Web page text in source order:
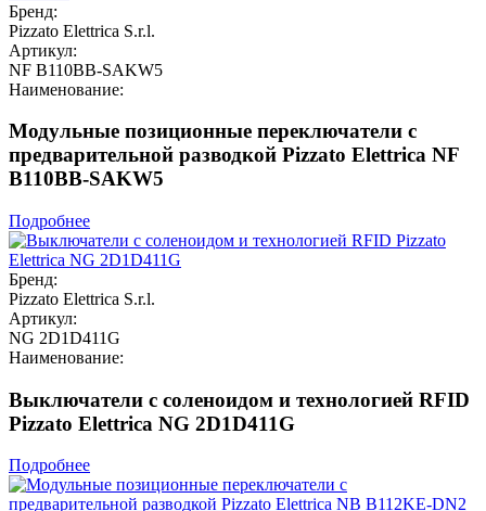
Бренд:
Pizzato Elettrica S.r.l.
Артикул:
NF B110BB-SAKW5
Наименование:
Модульные позиционные переключатели с
предварительной разводкой Pizzato Elettrica NF
B110BB-SAKW5
Подробнее
Бренд:
Pizzato Elettrica S.r.l.
Артикул:
NG 2D1D411G
Наименование:
Выключатели с соленоидом и технологией RFID
Pizzato Elettrica NG 2D1D411G
Подробнее